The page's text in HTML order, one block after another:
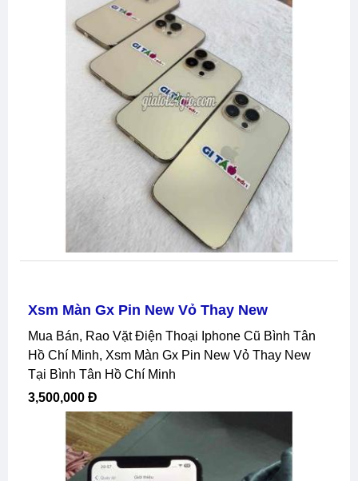
Xsm Màn Gx Pin New Vỏ Thay New
Mua Bán, Rao Vặt Điện Thoại Iphone Cũ Bình Tân
Hồ Chí Minh, Xsm Màn Gx Pin New Vỏ Thay New
Tại Bình Tân Hồ Chí Minh
3,500,000 Đ